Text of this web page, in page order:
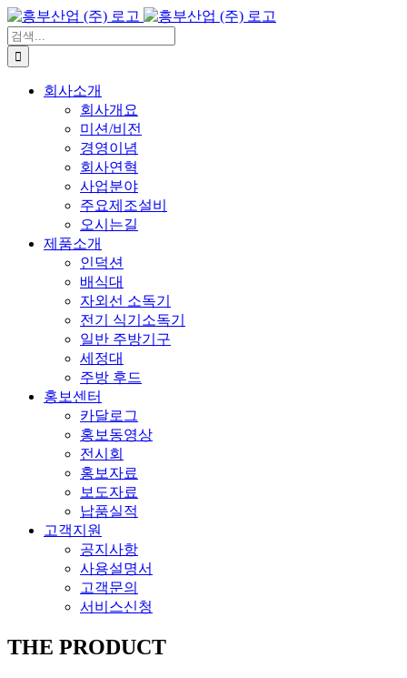
콘
텐
츠
로
검
색:
회사소개
회사개요
미션/비전
경영이념
회사연혁
사업분야
주요제조설비
오시는길
제품소개
인덕션
배식대
자외선 소독기
전기 식기소독기
일반 주방기구
세정대
주방 후드
홍보센터
카달로그
홍보동영상
전시회
홍보자료
보도자료
납품실적
고객지원
공지사항
사용설명서
고객문의
서비스신청
THE PRODUCT